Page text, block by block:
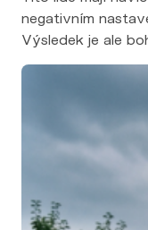
negativním
Výsledek je ale